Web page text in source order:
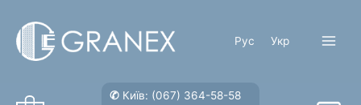
содержимому
Рус Укр
✆ Київ: (067) 364-58-58